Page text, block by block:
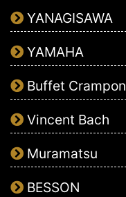
YANAGISAWA
YAMAHA
Buffet Crampon
Vincent Bach
Muramatsu
BESSON